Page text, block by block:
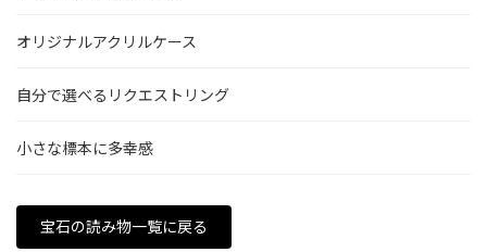
オリジナルアクリルケース
自分で選べるリクエストリング
小さな標本に多幸感
宝石の読み物一覧に戻る